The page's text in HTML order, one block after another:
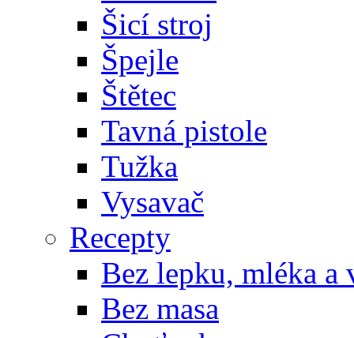
Šicí stroj
Špejle
Štětec
Tavná pistole
Tužka
Vysavač
Recepty
Bez lepku, mléka a
Bez masa